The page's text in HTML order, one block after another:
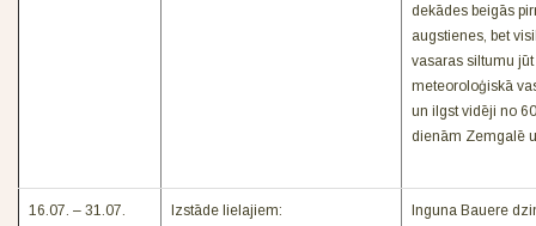
dekādes beigās
augstienes, bet
vasaras siltumu
meteoroloģiskā
un ilgst vidēji no
dienām Zemgalē
16.07. – 31.07. Izstāde lielajiem:
Inguna Bauere